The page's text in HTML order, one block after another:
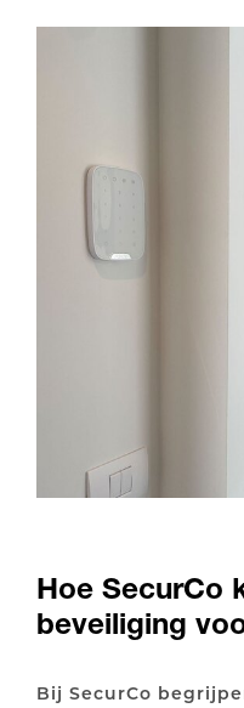
Hoe SecurCo
beveiliging
Bij SecurCo